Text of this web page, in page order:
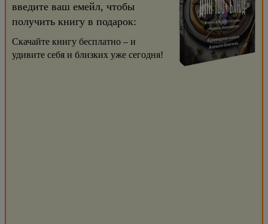
введите ваш емейл, чтобы
получить книгу в подарок:
Скачайте книгу бесплатно – и
удивите себя и близких уже сегодня!